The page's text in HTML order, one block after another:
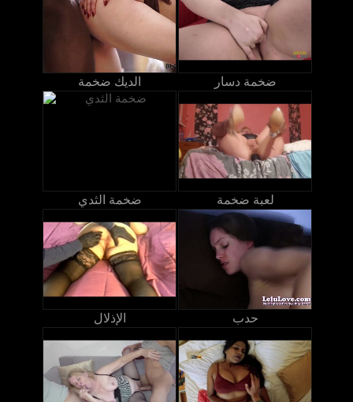
الديك ضخمة ضخمة دسار
ضخمة الثدي لعبة ضخمة
الإذلال حدب